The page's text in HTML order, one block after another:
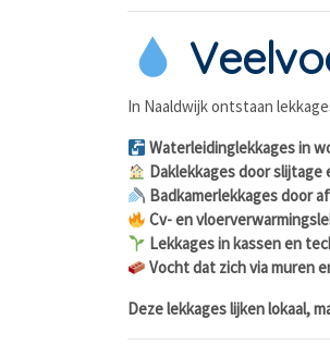
In Naaldwijk ontstaan
Waterleidinglekkages in
Daklekkages door
Badkamerlekkages door
Cv- en
Lekkages in kassen en
Vocht dat zich via muren
Deze lekkages lijken lokaal,